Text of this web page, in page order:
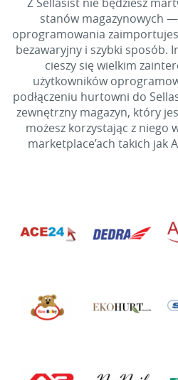
stanów magazynowych
oprogramowania
bezawaryjny i szybki sposób.
cieszy się wielkim
użytkowników
podłączeniu hurtowni do
zewnętrzny magazyn, który
możesz korzystając z niego
marketplace’ach takich jak